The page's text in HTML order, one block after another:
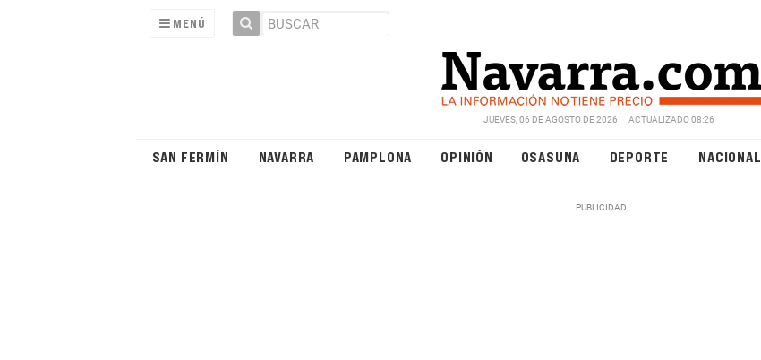
MENÚ
JUEVES, 06 DE AGOSTO DE 2026 ACTUALIZADO 08:26
SAN FERMÍN NAVARRA PAMPLONA OPINIÓN OSASUNA DEPORTE NACIONAL